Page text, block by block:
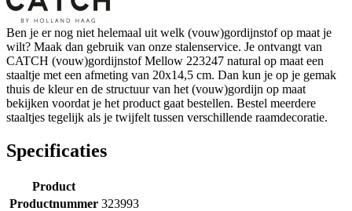
Ben je er nog niet helemaal uit welk (vouw)gordijnstof op maat je
wilt? Maak dan gebruik van onze stalenservice. Je ontvangt van
CATCH (vouw)gordijnstof Mellow 223247 natural op maat een
staaltje met een afmeting van 20x14,5 cm. Dan kun je op je gemak
thuis de kleur en de structuur van het (vouw)gordijn op maat
bekijken voordat je het product gaat bestellen. Bestel meerdere
staaltjes tegelijk als je twijfelt tussen verschillende raamdecoratie.
Specificaties
Product
Productnummer 323993